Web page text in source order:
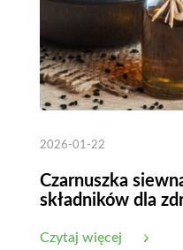
2026-01-22
Czarnuszka
składników dla
Czytaj więcej